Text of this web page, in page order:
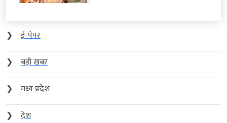
❯
ई-पेपर
❯
बड़ी खबर
❯
मध्य प्रदेश
❯
देश